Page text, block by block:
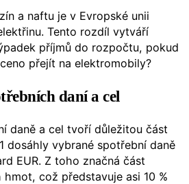
a naftu je v Evropské unii
Tento rozdíl vytváří
příjmů do rozpočtu, pokud
přejít na elektromobily?
daní a cel
daně a cel tvoří důležitou část
dosáhly vybrané spotřební daně
EUR. Z toho značná část
což představuje asi 10 %